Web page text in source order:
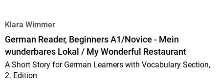
Klara Wimmer
German Reader, Beginners A1/Novice - Mein
wunderbares Lokal / My Wonderful Restaurant
A Short Story for German Learners with Vocabulary Section,
2. Edition